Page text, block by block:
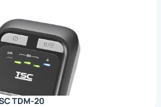
TDM-20